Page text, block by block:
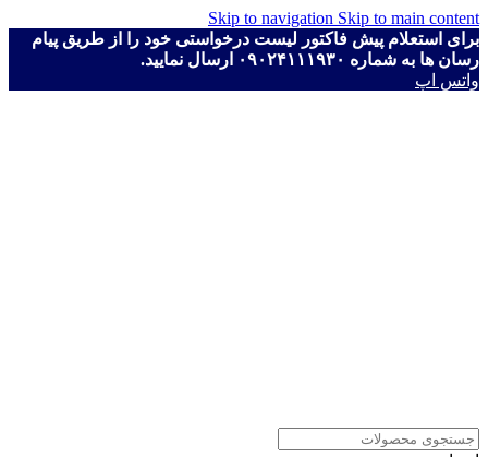
Skip to navigation Skip to main content
برای استعلام پیش فاکتور لیست درخواستی خود را از طریق پیام
رسان ها به شماره ۰۹۰۲۴۱۱۱۹۳۰ ارسال نمایید.
واتس اپ